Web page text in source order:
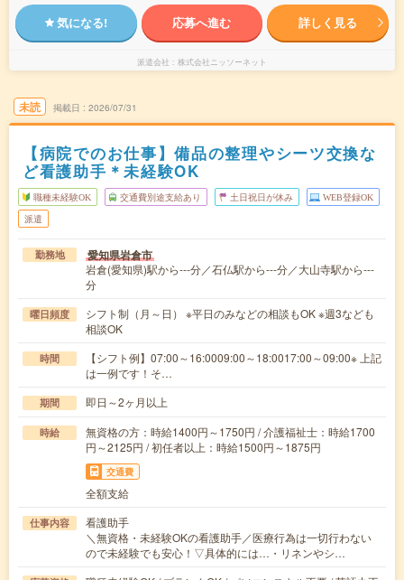
気になる! 応募へ進む 詳しく見る
派遣会社 株式会社ニッソーネット
未読 掲載日 2026/07/31
【病院でのお仕事】備品の整理やシーツ交換な
ど看護助手＊未経験OK
職種未経験OK 交通費別途支給あり 土日祝日が休み WEB登録OK
派遣
勤務地 愛知県岩倉市
岩倉(愛知県)駅から---分／石仏駅から---分／大山寺駅から---
分
曜日頻度
シフト制（月～日） ※平日のみなどの相談もOK ※週3なども
相談OK
時間
【シフト例】07:00～16:0009:00～18:0017:00～09:00※ 上記
は一例です！そ…
期間 即日～2ヶ月以上
時給
無資格の方：時給1400円～1750円 / 介護福祉士：時給1700
円～2125円 / 初任者以上：時給1500円～1875円
交通費
全額支給
仕事内容
看護助手
＼無資格・未経験OKの看護助手／医療行為は一切行わない
ので未経験でも安心！▽具体的には…・リネンやシ…